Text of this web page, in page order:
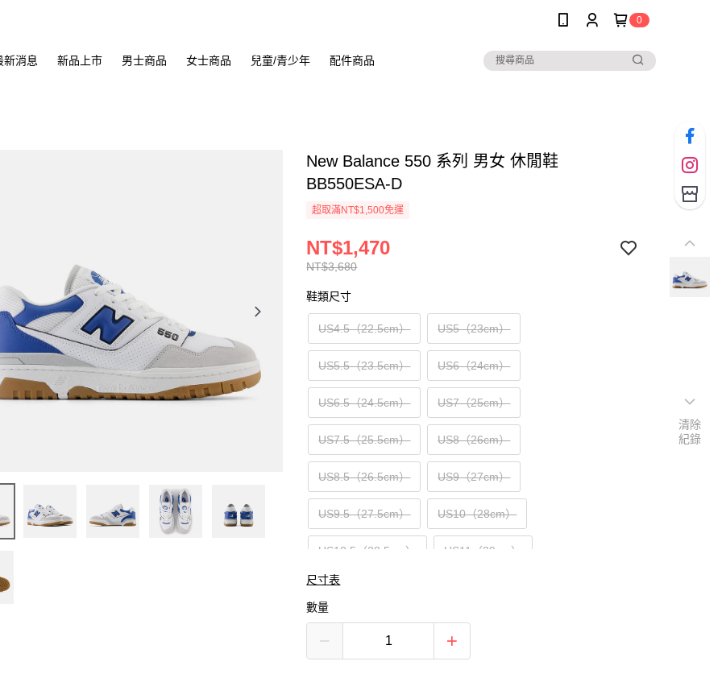
0
新消息 新品上市 男士商品 女士商品 兒童/青少年 配件商品
New Balance 550 系列 男女 休閒鞋
BB550ESA-D
超取滿NT$1,500免運
NT$3,680
NT$1,470
鞋類尺寸
US4.5（22.5cm） US5（23cm）
US5.5（23.5cm） US6（24cm）
US6.5（24.5cm） US7（25cm）
US7.5（25.5cm） US8（26cm）
US8.5（26.5cm） US9（27cm）
US9.5（27.5cm） US10（28cm）
US10.5（28.5cm） US11（29cm）
US12（30cm）
尺寸表
數量
清除
紀錄